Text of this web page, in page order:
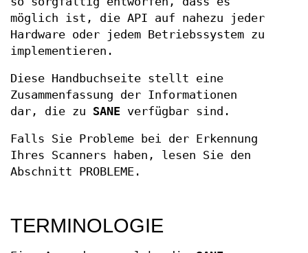
möglich ist, die API auf nahezu jeder
Hardware oder jedem Betriebssystem zu
implementieren.
Diese Handbuchseite stellt eine
Zusammenfassung der Informationen
dar, die zu SANE verfügbar sind.
Falls Sie Probleme bei der Erkennung
Ihres Scanners haben, lesen Sie den
Abschnitt PROBLEME.
TERMINOLOGIE